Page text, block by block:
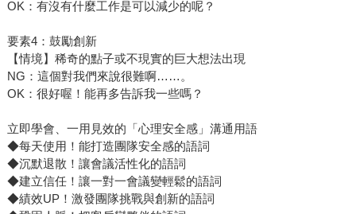
OK：有沒有什麼工作是可以減少的呢？
要素4：鼓勵創新
【情境】稀奇的點子或不現實的巨大想法出現
NG：這個對我們來說很難啊……。
OK：很好喔！能再多告訴我一些嗎？
立即學會、一用見效的「心理安全感」溝通用語
◆每天使用！能打造團隊安全感的語詞
◆沉默退散！讓會議活性化的語詞
◆建立信任！讓一對一會議變輕鬆的語詞
◆績效UP！激發團隊挑戰與創新的語詞